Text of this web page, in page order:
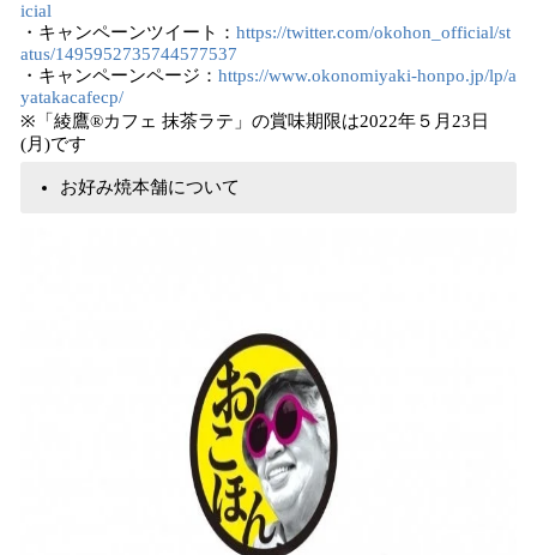
icial
・キャンペーンツイート： https://twitter.com/okohon_official/st
atus/1495952735744577537
・キャンペーンページ： https://www.okonomiyaki-honpo.jp/lp/a
yatakacafecp/
※「綾鷹®︎カフェ 抹茶ラテ」の賞味期限は2022年５月23日
(月)です
お好み焼本舗について